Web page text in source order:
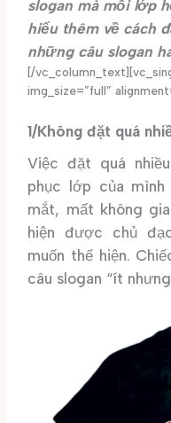
slogan mà mỗi lớp
hiểu thêm về cách
những câu slogan
[/
img_size=”full”
1/Không đặt quá
Việc đặt quá
phục lớp của
mắt, mất không
hiện được chủ
muốn thể hiện.
câu slogan “ít